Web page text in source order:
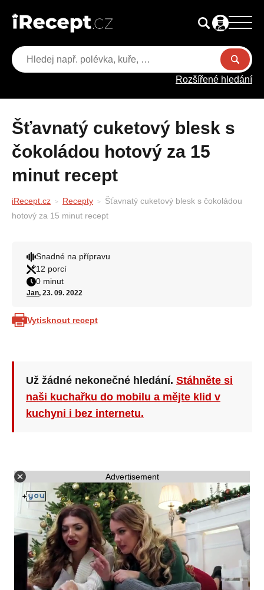
Rozšířené hledání
Šťavnatý cuketový blesk s
čokoládou hotový za 15
minut recept
iRecept.cz Recepty
Šťavnatý cuketový blesk s čokoládou
hotový za 15 minut recept
Snadné na přípravu
12 porcí
0 minut
Jan, 23. 09. 2022
Vytisknout recept
Už žádné nekonečné hledání. Stáhněte si
naši kuchařku do mobilu a mějte klid v
kuchyni i bez internetu.
Advertisement